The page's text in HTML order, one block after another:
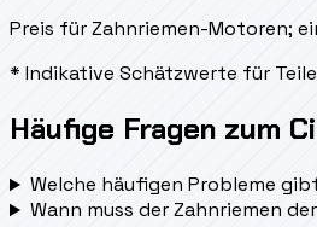
Preis für Zahnriemen-Motoren;
* Indikative Schätzwerte für
Häufige Fragen zum
Welche häufigen Probleme
Wann muss der Zahnriemen